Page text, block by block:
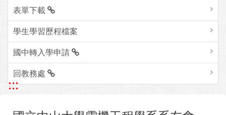
表單下載
學生學習歷程檔案
國中轉入學申請
回教務處
:::